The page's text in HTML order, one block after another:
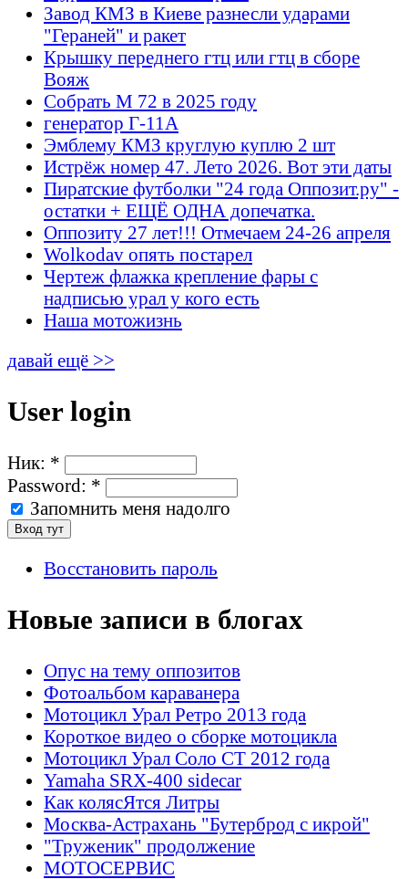
Завод КМЗ в Киеве разнесли ударами
"Гераней" и ракет
Крышку переднего гтц или гтц в сборе
Вояж
Собрать М 72 в 2025 году
генератор Г-11А
Эмблему КМЗ круглую куплю 2 шт
Истрёж номер 47. Лето 2026. Вот эти даты
Пиратские футболки "24 года Оппозит.ру" -
остатки + ЕЩЁ ОДНА допечатка.
Оппозиту 27 лет!!! Отмечаем 24-26 апреля
Wolkodav опять постарел
Чертеж флажка крепление фары с
надписью урал у кого есть
Наша мотожизнь
давай ещё >>
User login
Ник: *
Password: *
Запомнить меня надолго
Восстановить пароль
Новые записи в блогах
Опус на тему оппозитов
Фотоальбом караванера
Мотоцикл Урал Ретро 2013 года
Короткое видео о сборке мотоцикла
Мотоцикл Урал Соло СТ 2012 года
Yamaha SRX-400 sidecar
Как колясЯтся Литры
Москва-Астрахань "Бутерброд с икрой"
"Труженик" продолжение
МОТОСЕРВИС